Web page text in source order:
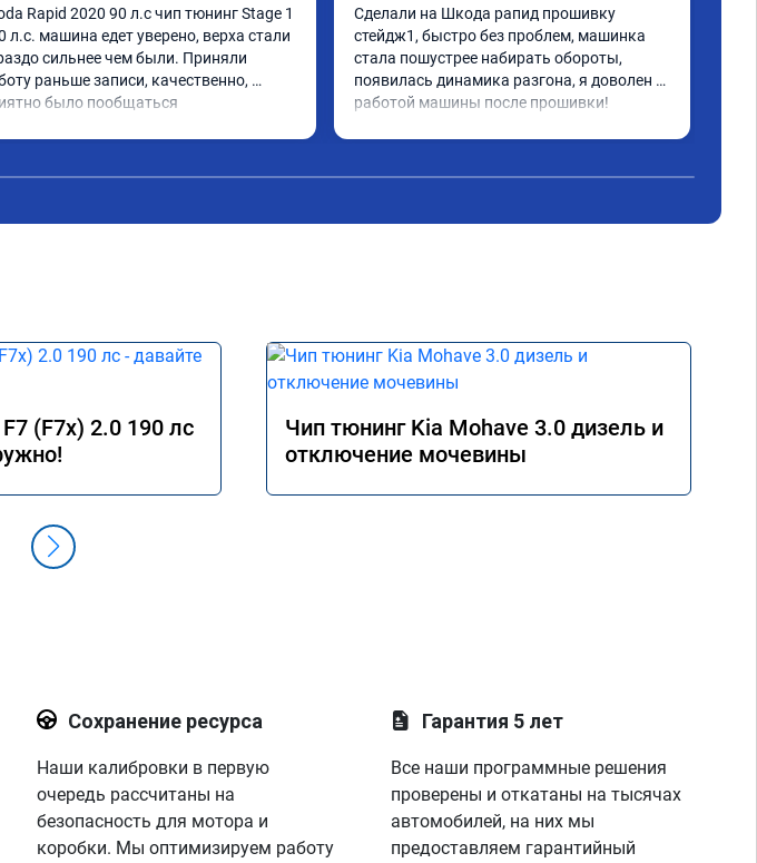
Rapid 2020 90 л.с чип тюнинг Stage 1
л.с. машина едет уверено, верха стали
сильнее чем были. Приняли
раньше записи, качественно,
было пообщаться
Сделали на Шкода рапид прошивку
стейдж1, быстро без проблем, машинка
стала пошустрее набирать обороты,
появилась динамика разгона, я доволен
работой машины после прошивки!
(F7x) 2.0 190 лс
Чип тюнинг Kia Mohave 3.0 дизель и
отключение мочевины
Сохранение ресурса
Наши калибровки в первую
очередь рассчитаны на
безопасность для мотора и
коробки. Мы оптимизируем работу
Гарантия 5 лет
Все наши программные решения
проверены и откатаны на тысячах
автомобилей, на них мы
предоставляем гарантийный